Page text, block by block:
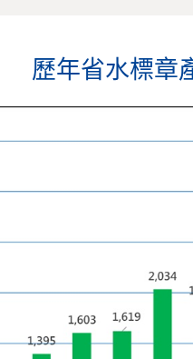
歷年省水標章